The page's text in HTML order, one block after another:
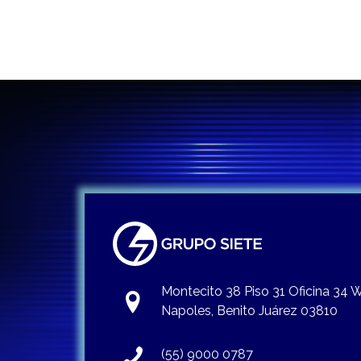
Montecito 38 Piso 31 Oficina 34
Napoles, Benito Juárez 03810
(55) 9000 0787